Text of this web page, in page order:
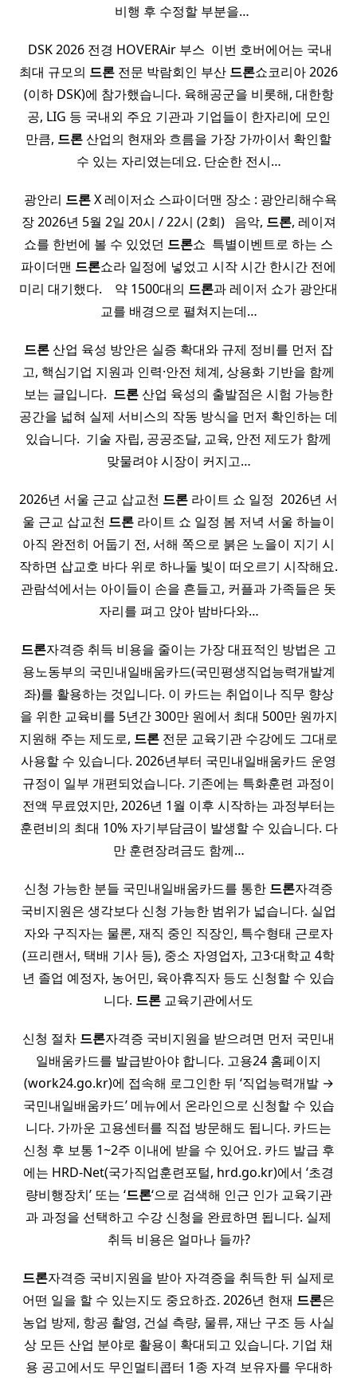
​ ​ 비행 후 수정할 부분을…
​ DSK 2026 전경 HOVERAir 부스 ​ 이번 호버에어는 국내
최대 규모의 드론 전문 박람회인 부산 드론쇼코리아 2026
(이하 DSK)에 참가했습니다. 육해공군을 비롯해, 대한항
공, LIG 등 국내외 주요 기관과 기업들이 한자리에 모인
만큼, 드론산업의 현재와 흐름을 가장 가까이서 확인할
수 있는 자리였는데요. 단순한 전시…
​ 광안리 드론X 레이저쇼 스파이더맨 장소 : 광안리해수욕
장 2026년 5월 2일 20시 / 22시 (2회) ​ ​ 음악, 드론, 레이져
쇼를 한번에 볼 수 있었던 드론쇼 ​ 특별이벤트로 하는 스
파이더맨 드론쇼라 일정에 넣었고 시작 시간 한시간 전에
미리 대기했다. ​ ​ ​ 약 1500대의 드론과 레이저 쇼가 광안대
교를 배경으로 펼쳐지는데…
드론산업 육성 방안은 실증 확대와 규제 정비를 먼저 잡
고, 핵심기업 지원과 인력·안전 체계, 상용화 기반을 함께
보는 글입니다. ​ 드론산업 육성의 출발점은 시험 가능한
공간을 넓혀 실제 서비스의 작동 방식을 먼저 확인하는 데
있습니다. ​ 기술 자립, 공공조달, 교육, 안전 제도가 함께
맞물려야 시장이 커지고…
2026년 서울 근교 삽교천 드론 라이트 쇼 일정 ​ 2026년 서
울 근교 삽교천 드론 라이트 쇼 일정 봄 저녁 서울 하늘이
아직 완전히 어둡기 전, 서해 쪽으로 붉은 노을이 지기 시
작하면 삽교호 바다 위로 하나둘 빛이 떠오르기 시작해요.
관람석에서는 아이들이 손을 흔들고, 커플과 가족들은 돗
자리를 펴고 앉아 밤바다와…
드론자격증 취득 비용을 줄이는 가장 대표적인 방법은 고
용노동부의 국민내일배움카드(국민평생직업능력개발계
좌)를 활용하는 것입니다. 이 카드는 취업이나 직무 향상
을 위한 교육비를 5년간 300만 원에서 최대 500만 원까지
지원해 주는 제도로, 드론 전문 교육기관 수강에도 그대로
사용할 수 있습니다. 2026년부터 국민내일배움카드 운영
규정이 일부 개편되었습니다. 기존에는 특화훈련 과정이
전액 무료였지만, 2026년 1월 이후 시작하는 과정부터는
훈련비의 최대 10% 자기부담금이 발생할 수 있습니다. 다
만 훈련장려금도 함께…
신청 가능한 분들 국민내일배움카드를 통한 드론자격증
국비지원은 생각보다 신청 가능한 범위가 넓습니다. 실업
자와 구직자는 물론, 재직 중인 직장인, 특수형태 근로자
(프리랜서, 택배 기사 등), 중소 자영업자, 고3·대학교 4학
년 졸업 예정자, 농어민, 육아휴직자 등도 신청할 수 있습
니다. 드론 교육기관에서도
신청 절차 드론자격증 국비지원을 받으려면 먼저 국민내
일배움카드를 발급받아야 합니다. 고용24 홈페이지
(work24.go.kr)에 접속해 로그인한 뒤 ‘직업능력개발 →
국민내일배움카드’ 메뉴에서 온라인으로 신청할 수 있습
니다. 가까운 고용센터를 직접 방문해도 됩니다. 카드는
신청 후 보통 1~2주 이내에 받을 수 있어요. 카드 발급 후
에는 HRD-Net(국가직업훈련포털, hrd.go.kr)에서 ‘초경
량비행장치’ 또는 ‘드론‘으로 검색해 인근 인가 교육기관
과 과정을 선택하고 수강 신청을 완료하면 됩니다. 실제
취득 비용은 얼마나 들까?
드론자격증 국비지원을 받아 자격증을 취득한 뒤 실제로
어떤 일을 할 수 있는지도 중요하죠. 2026년 현재 드론은
농업 방제, 항공 촬영, 건설 측량, 물류, 재난 구조 등 사실
상 모든 산업 분야로 활용이 확대되고 있습니다. 기업 채
용 공고에서도 무인멀티콥터 1종 자격 보유자를 우대하